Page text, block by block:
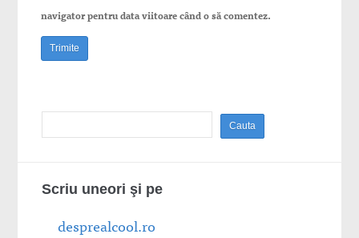
navigator pentru data viitoare când o să comentez.
Scriu uneori şi pe
desprealcool.ro